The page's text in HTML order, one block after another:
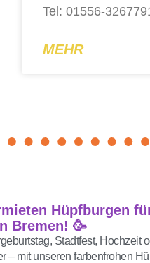
Tel: 01556-
MEHR
Hüpfburgen
Bremen! 🥳
Stadtfest, Hochzeit
– mit unseren farbenfrohen